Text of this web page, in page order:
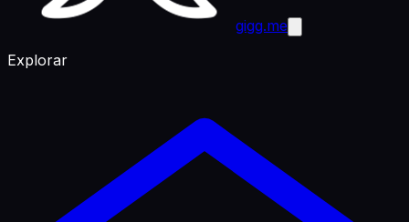
gigg.me
Explorar